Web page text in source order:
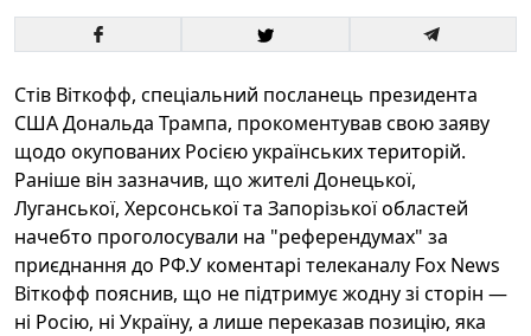
Стів Віткофф, спеціальний посланець президента
США Дональда Трампа, прокоментував свою заяву
щодо окупованих Росією українських територій.
Раніше він зазначив, що жителі Донецької,
Луганської, Херсонської та Запорізької областей
начебто проголосували на "референдумах" за
приєднання до РФ.У коментарі телеканалу Fox News
Віткофф пояснив, що не підтримує жодну зі сторін —
ні Росію, ні Україну, а лише переказав позицію, яка